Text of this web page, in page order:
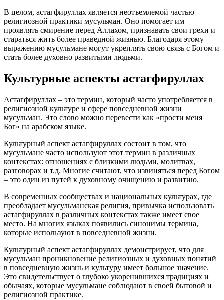
В целом, астагфируллах является неотъемлемой частью
религиозной практики мусульман. Оно помогает им
проявлять смирение перед Аллахом, признавать свои грехи и
стараться жить более праведной жизнью. Благодаря этому
выражению мусульмане могут укреплять свою связь с Богом и
стать более духовно развитыми людьми.
Культурные аспекты астагфируллах
Астагфируллах – это термин, который часто употребляется в
религиозной культуре и сфере повседневной жизни
мусульман. Это слово можно перевести как «прости меня
Бог» на арабском языке.
Культурный аспект астагфируллах состоит в том, что
мусульмане часто используют этот термин в различных
контекстах: отношениях с близкими людьми, молитвах,
разговорах и т.д. Многие считают, что извиняться перед Богом
– это один из путей к духовному очищению и развитию.
В современных сообществах и национальных культурах, где
преобладает мусульманская религия, привычка использовать
астагфируллах в различных контекстах также имеет свое
место. На многих языках появились синонимы термина,
которые используют в повседневной жизни.
Культурный аспект астагфируллах демонстрирует, что для
мусульман проникновение религиозных и духовных понятий
в повседневную жизнь и культуру имеет большое значение.
Это свидетельствует о глубоко укоренившихся традициях и
обычаях, которые мусульмане соблюдают в своей бытовой и
религиозной практике.